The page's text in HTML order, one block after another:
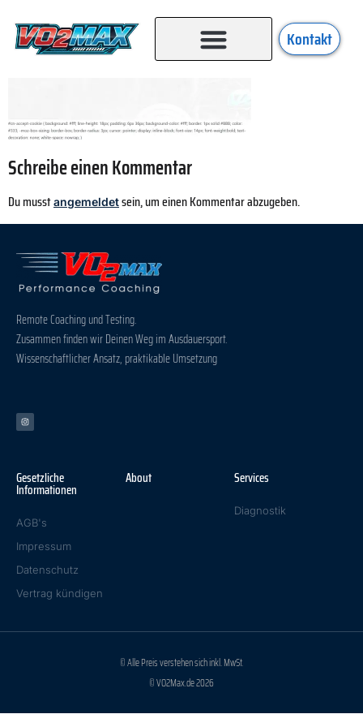
Kontakt
Schreibe einen Kommentar
Du musstangemeldetsein, um einen Kommentar abzugeben.
Remote Coaching und Testing.
Zusammen finden wir Deinen Weg im Ausdauersport.
Wissenschaftlicher Ansatz, praktikable Umsetzung
Gesetzliche
Informationen
AGB's
Impressum
Datenschutz
Vertrag kündigen
About Services
Diagnostik
© Alle Preis verstehen sich inkl. MwSt.
© VO2Max.de 2026